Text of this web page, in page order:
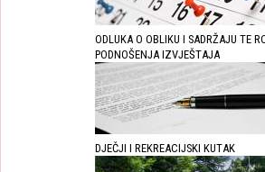
ODLUKA O OBLIKU I SADRŽAJU TE
PODNOŠENJA IZVJEŠTAJA
DJEČJI I REKREACIJSKI KUTAK